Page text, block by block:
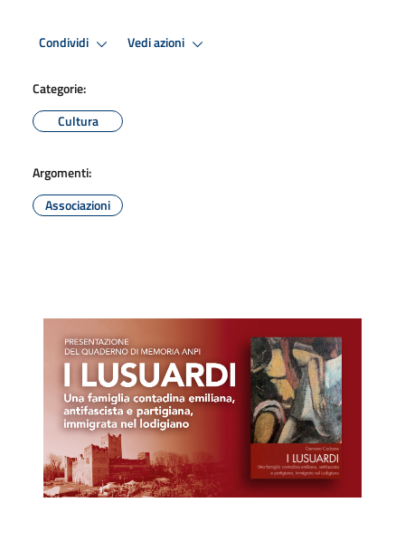
Condividi Vedi azioni
Categorie:
Cultura
Argomenti:
Associazioni